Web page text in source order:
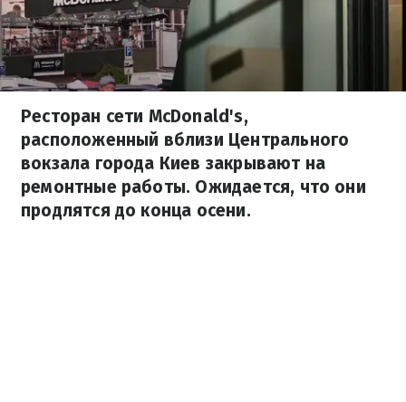
Ресторан сети McDonald's,
расположенный вблизи Центрального
вокзала города Киев закрывают на
ремонтные работы. Ожидается, что они
продлятся до конца осени.